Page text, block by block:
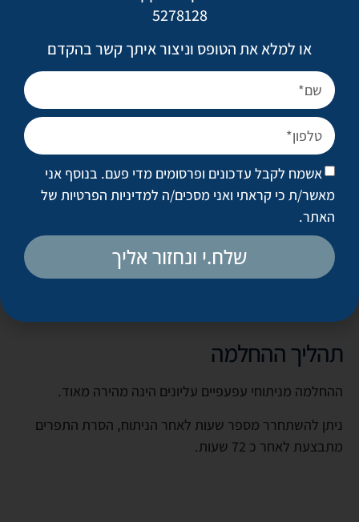
סיבוכים
הסיבוכים בניתוח זה נדירים יחסית.
כאב מקומי וכאב ראש עלולים להמשך עד שבוע לאחר
הניתוח.
תתכן נפיחות באזור העפעפיים אשר תחלוף בהדרגה לאחר
שלושה ימים.
הניתוח.
תהליך ההחלמה
ההחלמה מניתוחי עפעפיים עליונים הינה מהירה מאוד.
ניתן להשתחרר מספר שעות לאחר הניתוח, הסרת התפרים
מתבצעת לאחר כ 72 שעות.
5278128
או למלא את הטופס וניצור איתך קשר בהקדם
אשמח לקבל עדכונים ופרסומים מדי פעם. בנוסף אני
מאשר/ת כי קראתי ואני מסכים/ה למדיניות הפרטיות של
האתר.
שלח.י ונחזור אליך